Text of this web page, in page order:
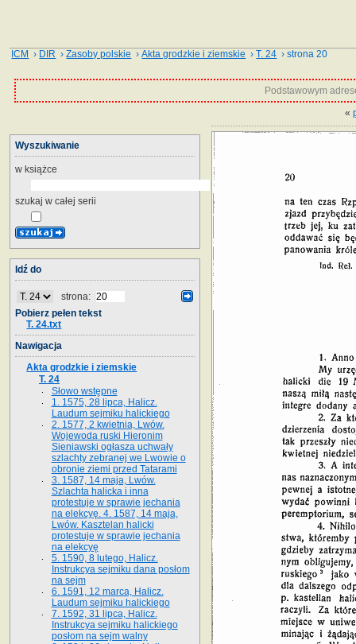
ICM › DIR ›Zasoby polskie ›Akta grodzkie i ziemskie ›T. 24 › strona 20
Podstawowym
«
Wyszukiwanie
w książce
szukaj w całej serii
Idź do
strona:
Pobierz pełen tekst
T. 24.txt
Nawigacja
Akta grodzkie i ziemskie
T. 24
Słowo wstępne
1. 1575, 28 lipca, Halicz.
Laudum sejmiku halickiego
2. 1577, 2 kwietnia, Lwów.
Wojewoda ruski Hieronim
Sieniawski ogłasza uchwały
szlachty zebranej we Lwowie o
obronie ziemi przed Tatarami
3. 1587, 14 maja, Lwów.
Szlachta halicka i inna
protestuje w sprawie jechania
na elekcyę. 4. 1587, 14 maja,
Lwów. Kasztelan halicki
protestuje w sprawie jechania
na elekcyę
5. 1590, 8 lutego, Halicz.
Instrukcya sejmiku dana posłom
na sejm
6. 1591, 12 marca, Halicz.
Laudum sejmiku halickiego
7. 1592, 31 lipca, Halicz.
Instrukcya sejmiku halickiego
posłom na sejm walny